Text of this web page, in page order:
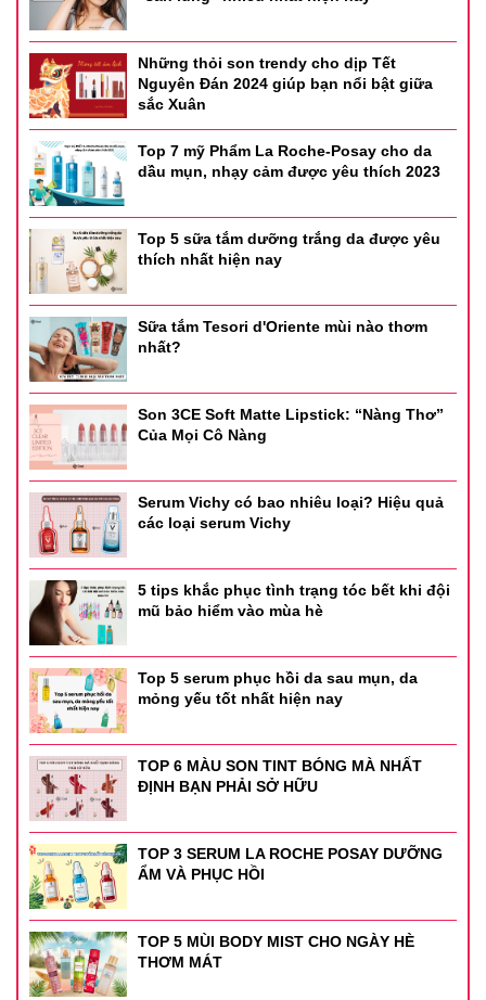
Những thỏi son trendy cho dịp Tết
Nguyên Đán 2024 giúp bạn nổi bật giữa
sắc Xuân
Top 7 mỹ Phẩm La Roche-Posay cho da
dầu mụn, nhạy cảm được yêu thích 2023
Top 5 sữa tắm dưỡng trắng da được yêu
thích nhất hiện nay
Sữa tắm Tesori d'Oriente mùi nào thơm
nhất?
Son 3CE Soft Matte Lipstick: “Nàng Thơ”
Của Mọi Cô Nàng
Serum Vichy có bao nhiêu loại? Hiệu quả
các loại serum Vichy
5 tips khắc phục tình trạng tóc bết khi đội
mũ bảo hiểm vào mùa hè
Top 5 serum phục hồi da sau mụn, da
mỏng yếu tốt nhất hiện nay
TOP 6 MÀU SON TINT BÓNG MÀ NHẤT
ĐỊNH BẠN PHẢI SỞ HỮU
TOP 3 SERUM LA ROCHE POSAY DƯỠNG
ẨM VÀ PHỤC HỒI
TOP 5 MÙI BODY MIST CHO NGÀY HÈ
THƠM MÁT